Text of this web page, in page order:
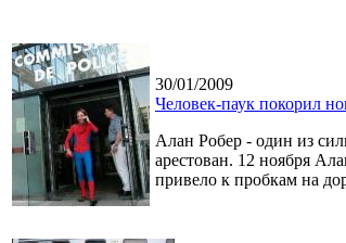
30/01/2009
Человек-паук покорил
Алан Робер - один из
арестован. 12 ноября
привело к пробкам на